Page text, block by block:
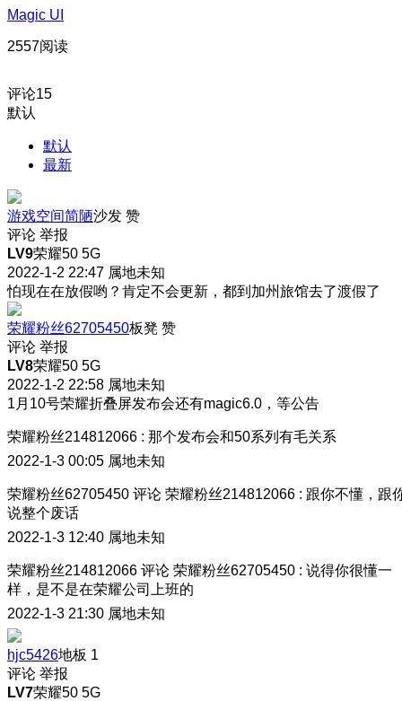
Magic UI
2557阅读
评论15
默认
默认
最新
游戏空间简陋沙发 赞
评论 举报
LV9荣耀50 5G
2022-1-2 22:47 属地未知
怕现在在放假哟？肯定不会更新，都到加州旅馆去了渡假了
荣耀粉丝62705450板凳 赞
评论 举报
LV8荣耀50 5G
2022-1-2 22:58 属地未知
1月10号荣耀折叠屏发布会还有magic6.0，等公告
荣耀粉丝214812066 : 那个发布会和50系列有毛关系
2022-1-3 00:05 属地未知
荣耀粉丝62705450 评论 荣耀粉丝214812066 : 跟你不懂，跟
说整个废话
2022-1-3 12:40 属地未知
荣耀粉丝214812066 评论 荣耀粉丝62705450 : 说得你很懂一
样，是不是在荣耀公司上班的
2022-1-3 21:30 属地未知
hjc5426地板 1
评论 举报
LV7荣耀50 5G